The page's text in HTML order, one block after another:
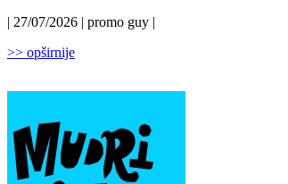
| 27/07/2026 | promo guy |
>> opširnije